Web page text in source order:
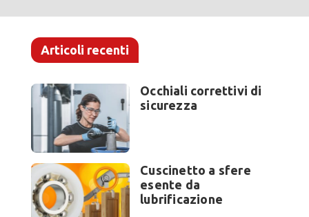
Articoli recenti
Occhiali correttivi di
sicurezza
Cuscinetto a sfere
esente da
lubrificazione